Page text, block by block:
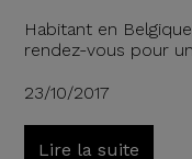
Habitant en
rendez-vous pour
23/10/2017
Lire la suite